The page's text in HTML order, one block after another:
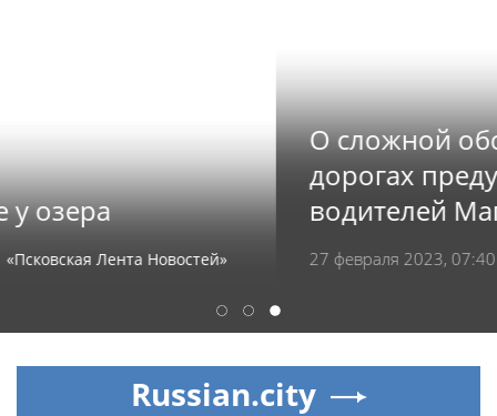
О сложной обстановке на
дорогах предупреждают
водителей Магнитогорска
27 февраля 2023, 07:40 Магнитогорский рабочий
1 2 3
Russian.city